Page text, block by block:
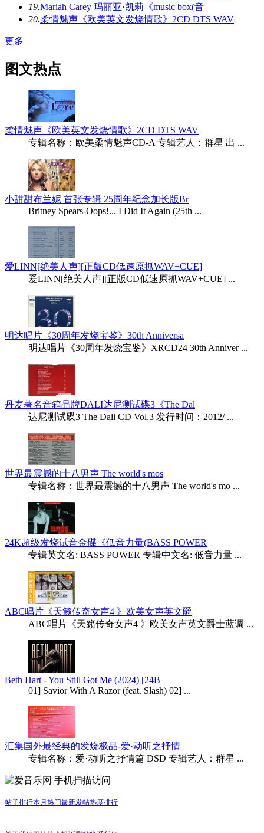
19.Mariah Carey 玛丽亚·凯莉《music box(音
20.柔情魅声《欧美英文发烧情歌》2CD DTS WAV
更多
图文热点
柔情魅声《欧美英文发烧情歌》2CD DTS WAV
专辑名称：欧美柔情魅声CD-A 专辑艺人：群星 出 ...
小甜甜布兰妮 首张专辑 25周年纪念加长版Br
Britney Spears-Oops!... I Did It Again (25th ...
爱LINN[绝美人声][正版CD低速原抓WAV+CUE]
爱LINN[绝美人声][正版CD低速原抓WAV+CUE] ...
明达唱片《30周年发烧宝鉴》30th Anniversa
明达唱片《30周年发烧宝鉴》XRCD24 30th Anniver ...
丹麦著名音箱品牌DALI达尼测试碟3《The Dal
达尼测试碟3 The Dali CD Vol.3 发行时间：2012/ ...
世界最震撼的十八男声 The world's mos
专辑名称：世界最震撼的十八男声 The world's mo ...
24K超级发烧试音金碟《低音力量(BASS POWER
专辑英文名: BASS POWER 专辑中文名: 低音力量 ...
ABC唱片《天籁传奇女声4 》欧美女声英文爵
ABC唱片《天籁传奇女声4 》欧美女声英文爵士蓝调 ...
Beth Hart - You Still Got Me (2024) [24B
01] Savior With A Razor (feat. Slash) 02] ...
汇集国外最经典的发烧极品-爱·动听之抒情
专辑名称：爱·动听之抒情篇 DSD 专辑艺人：群星 ...
手机扫描访问
帖子排行本月热门最新发帖热度排行